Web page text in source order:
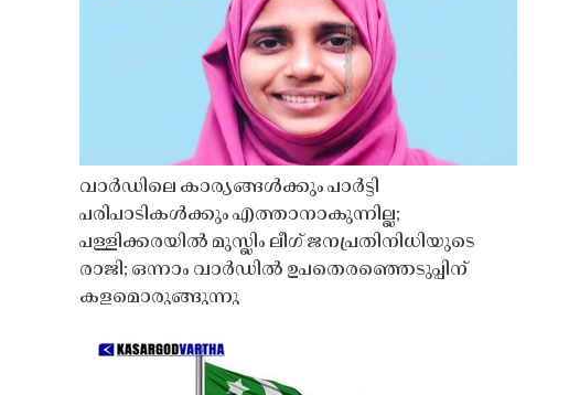
വാർഡിലെ കാര്യങ്ങൾക്കും പാർട്ടി
പരിപാടികൾക്കും എത്താനാകുന്നില്ല;
പള്ളിക്കരയിൽ മുസ്ലിം ലീഗ് ജനപ്രതിനിധിയുടെ
രാജി; ഒന്നാം വാർഡിൽ ഉപതെരഞ്ഞെടുപ്പിന്
കളമൊരുങ്ങുന്നു